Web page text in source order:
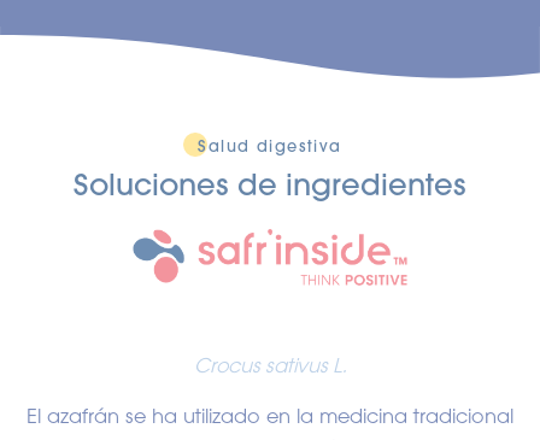
Soluciones de ingredientes
Salud digestiva
Crocus sativus L.
El azafrán se ha utilizado en la medicina tradicional